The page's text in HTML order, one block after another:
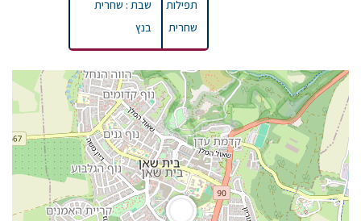
תפילות
שחרית
שבת : שחרית
בנץ